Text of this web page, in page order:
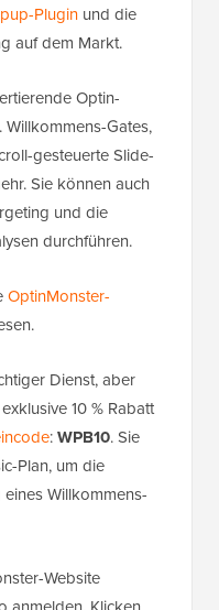
Plugin und die
auf dem Markt.
Optin-
Willkommens-Gates,
gesteuerte Slide-
Sie können auch
und die
durchführen.
OptinMonster-
Dienst, aber
10 % Rabatt
:WPB10. Sie
Plan, um die
Willkommens-
Website